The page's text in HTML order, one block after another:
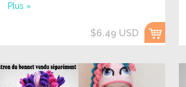
Plus »
$6.49 USD